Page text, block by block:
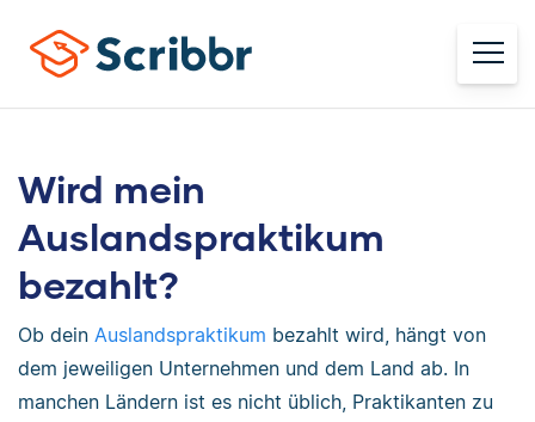
Wird mein
Auslandspraktikum
bezahlt?
Ob dein Auslandspraktikum bezahlt wird, hängt von
dem jeweiligen Unternehmen und dem Land ab. In
manchen Ländern ist es nicht üblich, Praktikanten zu